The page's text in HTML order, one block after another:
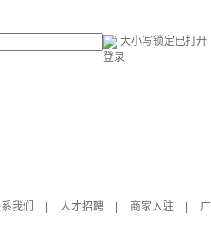
大小写锁定已打开
登录
我们 人才招聘 商家入驻